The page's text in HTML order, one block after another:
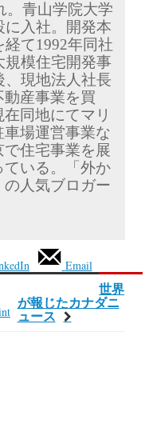
。青山学院大学
入社。開発本
て1992年同社
規模住宅開発事
現地法人社長
動産事業を買
同地にてマリ
車場運営事業な
で住宅事業を展
ている。「外か
の人気ブロガー
Email
世界
が報じたカナダニ
ュース